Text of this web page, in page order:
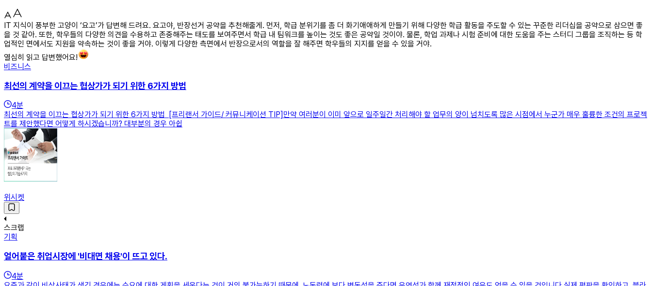
IT 지식이 풍부한 고양이 ‘요고’가 답변해 드려요. 요고야, 반장선거 공약을 추천해줄게. 먼저, 학급 분위기를 좀 더 화기애애하게 만들기 위해 다양한 학급 활동을 주도할 수 있는 꾸준한 리더십을 공약으로 삼으면 좋
을 것 같아. 또한, 학우들의 다양한 의견을 수용하고 존중해주는 태도를 보여주면서 학급 내 팀워크를 높이는 것도 좋은 공약일 것이야. 물론, 학업 과제나 시험 준비에 대한 도움을 주는 스터디 그룹을 조직하는 등 학
업적인 면에서도 지원을 약속하는 것이 좋을 거야. 이렇게 다양한 측면에서 반장으로서의 역할을 잘 해주면 학우들의 지지를 얻을 수 있을 거야.
열심히 읽고 답변했어요!
비즈니스
최선의 계약을 이끄는 협상가가 되기 위한 6가지 방법
4분
최선의 계약을 이끄는 협상가가 되기 위한 6가지 방법 [프리랜서 가이드/ 커뮤니케이션 TIP]만약 여러분이 이미 앞으로 일주일간 처리해야 할 업무의 양이 넘치도록 많은 시점에서 누군가 매우 훌륭한 조건의 프로젝
트를 제안했다면 어떻게 하시겠습니까? 대부분의 경우 아쉽
위시켓
스크랩
기획
얼어붙은 취업시장에 '비대면 채용'이 뜨고 있다.
4분